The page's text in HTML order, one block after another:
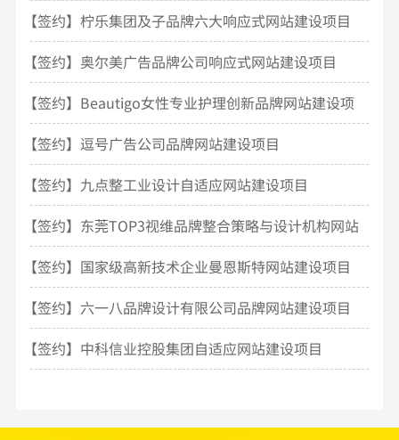
开发
【签约】柠乐集团及子品牌六大响应式网站建设项目
【签约】奥尔美广告品牌公司响应式网站建设项目
【签约】Beautigo女性专业护理创新品牌网站建设项
目
【签约】逗号广告公司品牌网站建设项目
【签约】九点整工业设计自适应网站建设项目
【签约】东莞TOP3视维品牌整合策略与设计机构网站
建设
【签约】国家级高新技术企业曼恩斯特网站建设项目
【签约】六一八品牌设计有限公司品牌网站建设项目
【签约】中科信业控股集团自适应网站建设项目